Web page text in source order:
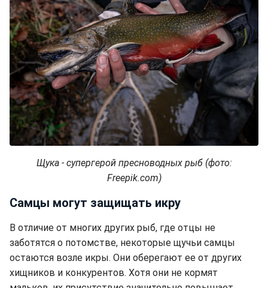
Щука - супергерой пресноводных рыб (фото:
Freepik.com)
Самцы могут защищать икру
В отличие от многих других рыб, где отцы не
заботятся о потомстве, некоторые щучьи самцы
остаются возле икры. Они оберегают ее от других
хищников и конкурентов. Хотя они не кормят